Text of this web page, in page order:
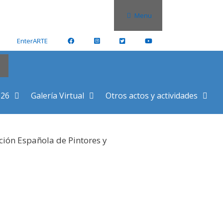
Menu
EnterARTE
Galería Virtual Otros actos y actividades
Española de Pintores y